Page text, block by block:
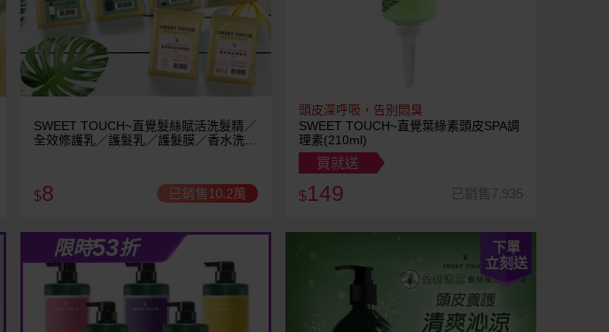
SWEET TOUCH~直覺髮絲賦活洗髮精／
全效修護乳／護髮乳／護髮膜／香水洗髮
$8 已銷售10.2萬
頭皮深呼吸，告別悶臭
SWEET TOUCH~直覺葉綠素頭皮SPA調
理素(210ml)
買就送
$149 已銷售7,935
限時53折
下單
立刻送